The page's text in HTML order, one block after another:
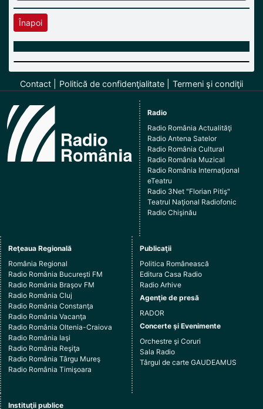
Înapoi
Contact Politică de confidenţialitate Termeni şi condiţii
Radio
Radio România Actualităţi
Radio Antena Satelor
Radio România Cultural
Radio România Muzical
Radio România Internaţional
eTeatru
Radio 3Net "Florian Pitiş"
Teatrul Naţional Radiofonic
Radio Chişinău
Reţeaua Regională
România Regional
Radio România Bucureşti FM
Radio România Braşov FM
Radio România Cluj
Radio România Constanţa
Radio România Vacanţa
Radio România Oltenia-Craiova
Radio România Iaşi
Radio România Reşiţa
Radio România Târgu Mureş
Radio România Timişoara
Publicaţii
Politica Românească
Editura Casa Radio
Radio Arhive
Agenţie de presă
RADOR
Concerte şi Evenimente
Orchestre şi Coruri
Sala Radio
Târgul de carte GAUDEAMUS
Instituţii publice